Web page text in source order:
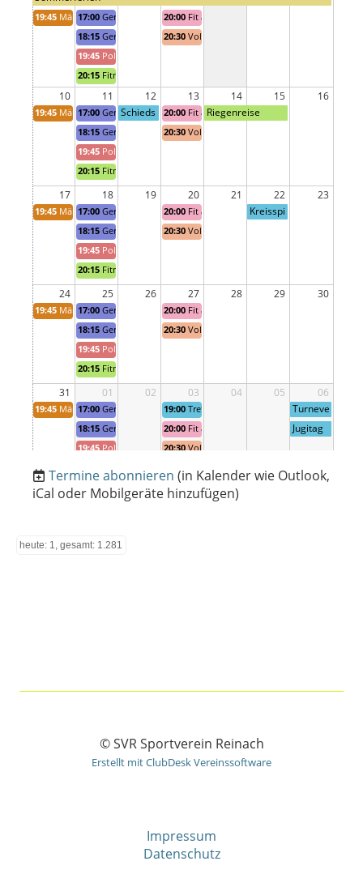
10 11 12 13 14 15 16
17 18 19 20 21 22 23
24 25 26 27 28 29 30
31 01 02 03 04 05 06
19:45 Männerriege
17:00 Geräteriege Jugend 1 Trainig
18:15 Geräteriege Jugend 2 Training
19:45 Polysport Training
20:15 Fitnessriege Training
20:00 Fit am Donnerstag
20:30 Volley Ball Mix Training
19:45 Männerriege
17:00 Geräteriege Jugend 1 Trainig
18:15 Geräteriege Jugend 2 Training
19:45 Polysport Training
20:15 Fitnessriege Training
Schieds
richterk
20:00 Fit am Donnerstag
20:30 Volley Ball Mix Training
Riegenreise
Fitnessriege
19:45 Männerriege
17:00 Geräteriege Jugend 1 Trainig
18:15 Geräteriege Jugend 2 Training
19:45 Polysport Training
20:15 Fitnessriege Training
20:00 Fit am Donnerstag
20:30 Volley Ball Mix Training
Kreisspi
eltag
19:45 Männerriege
17:00 Geräteriege Jugend 1 Trainig
18:15 Geräteriege Jugend 2 Training
19:45 Polysport Training
20:15 Fitnessriege Training
20:00 Fit am Donnerstag
20:30 Volley Ball Mix Training
19:45 Männerriege
17:00 Geräteriege Jugend 1 Trainig
18:15 Geräteriege Jugend 2 Training
19:45Polysport Training
Fitnessriege Training
19:00 Treffen Vereinsverantwortliche Reinach
20:00 Fit am Donnerstag
20:30Volley Ball Mix Training
Turneve
nt
Jugitag
Termine abonnieren (in Kalender wie Outlook,
iCal oder Mobilgeräte hinzufügen)
heute: 1, gesamt: 1.281
© SVR Sportverein Reinach
Erstellt mit ClubDesk Vereinssoftware
Impressum
Datenschutz